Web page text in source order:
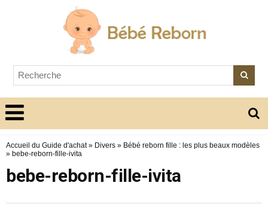
Accueil du Guide d'achat» Divers » Bébé reborn fille : les plus beaux modèles
» bebe-reborn-fille-ivita
bebe-reborn-fille-ivita